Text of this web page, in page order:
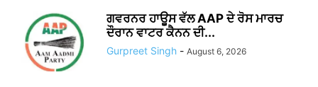
ਗਵਰਨਰ ਹਾਊਸ ਵੱਲ AAP ਦੇ ਰੋਸ ਮਾਰਚ
ਦੌਰਾਨ ਵਾਟਰ ਕੈਨਨ ਦੀ...
Gurpreet Singh - August 6, 2026